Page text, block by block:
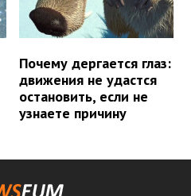
Почему дергается глаз:
движения не удастся
остановить, если не
узнаете причину